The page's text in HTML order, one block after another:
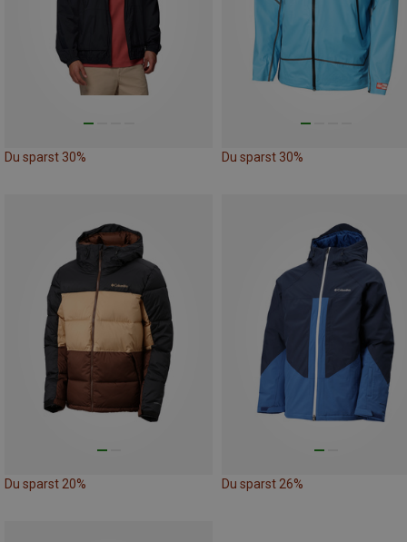
Du sparst 30% Du sparst 30%
Du sparst 20% Du sparst 26%